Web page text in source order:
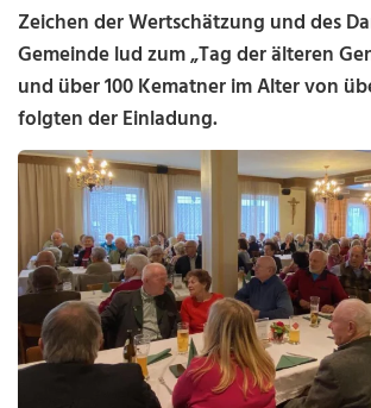
Zeichen der Wertschätzung und des
Gemeinde lud zum „Tag der älteren
und über 100 Kematner im Alter von
folgten der Einladung.